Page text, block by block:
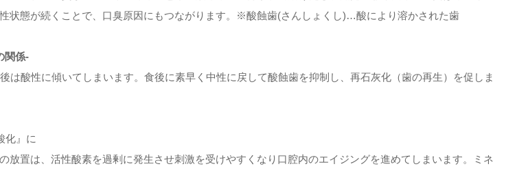
状態が続くことで、口臭原因にもつながります。※酸蝕歯(さんしょくし)…酸により溶かされた歯
関係‐
は酸性に傾いてしまいます。食後に素早く中性に戻して酸蝕歯を抑制し、再石灰化（歯の再生）を促しま
化』に
放置は、活性酸素を過剰に発生させ刺激を受けやすくなり口腔内のエイジングを進めてしまいます。ミネ